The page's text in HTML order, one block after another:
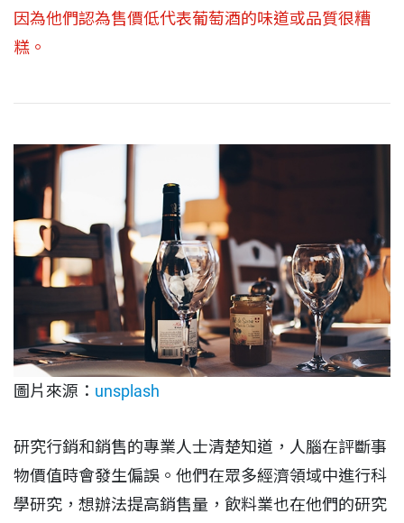
因為他們認為售價低代表葡萄酒的味道或品質很糟
糕。
圖片來源： unsplash
研究行銷和銷售的專業人士清楚知道，人腦在評斷事
物價值時會發生偏誤。他們在眾多經濟領域中進行科
學研究，想辦法提高銷售量，飲料業也在他們的研究